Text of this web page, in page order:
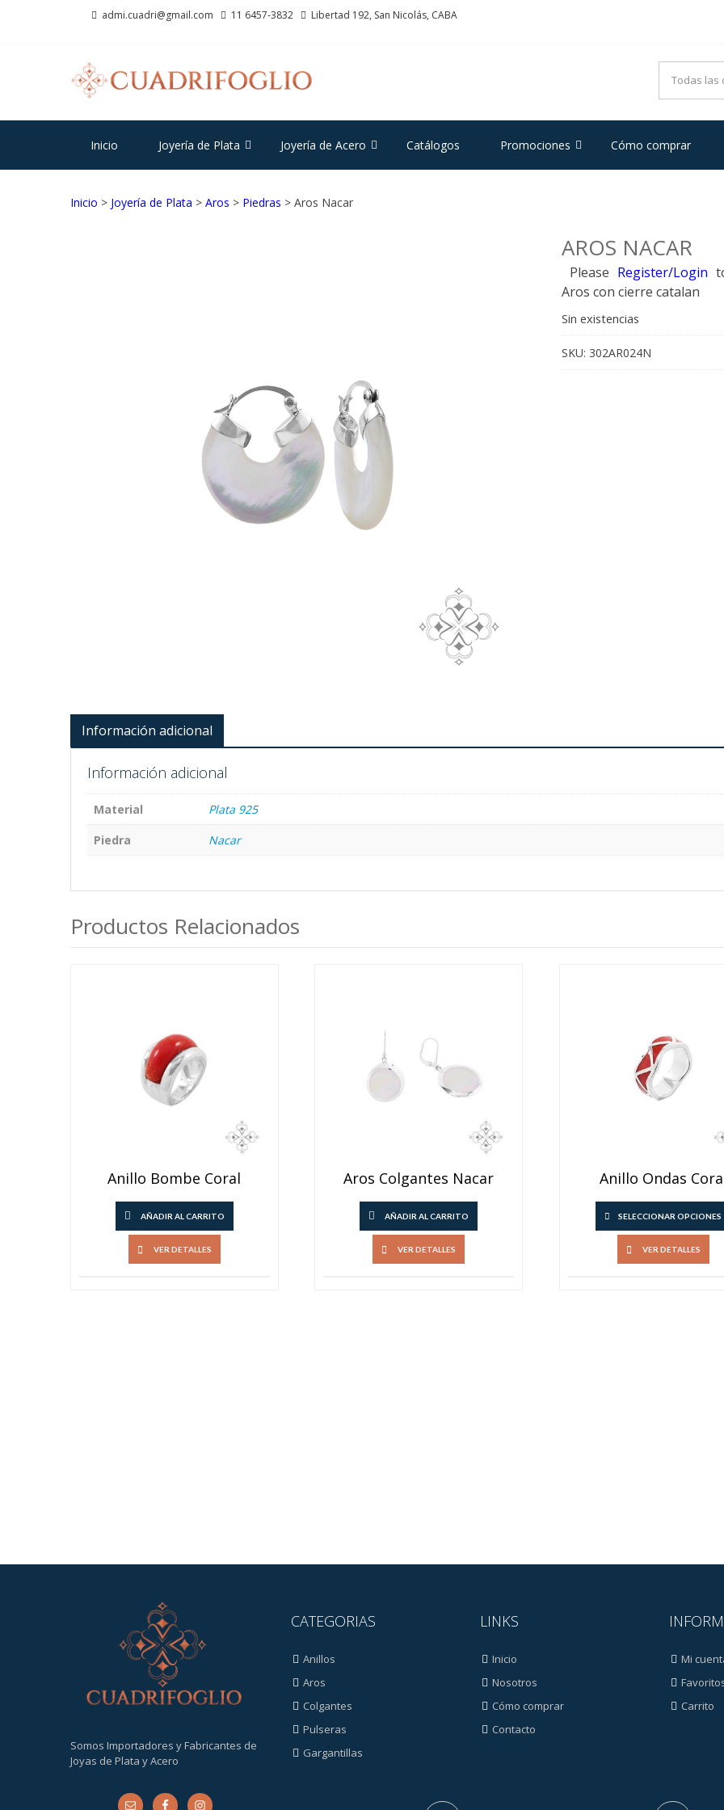
admi.cuadri@gmail.com 11 6457-3832 Libertad 192, San Nicolás, CABA
Inicio Joyería de Plata Joyería de Acero Catálogos Promociones Cómo comprar
Inicio > Joyería de Plata > Aros > Piedras > Aros Nacar
AROS NACAR
Please Register/Login
Aros con cierre catalan
Sin existencias
SKU: 302AR024N
Información adicional
Información adicional
Material
Plata 925
Piedra
Nacar
Productos Relacionados
Anillo Bombe Coral
AÑADIR AL CARRITO
VER DETALLES
Aros Colgantes Nacar
AÑADIR AL CARRITO
VER DETALLES
Anillo Ondas
SELECCIONAR OPCIONES
VER DETALLES
Somos Importadores y Fabricantes de
Joyas de Plata y Acero
CATEGORIAS
Anillos
Aros
Colgantes
Pulseras
Gargantillas
LINKS
Inicio
Nosotros
Cómo comprar
Contacto
Mi
Carrito